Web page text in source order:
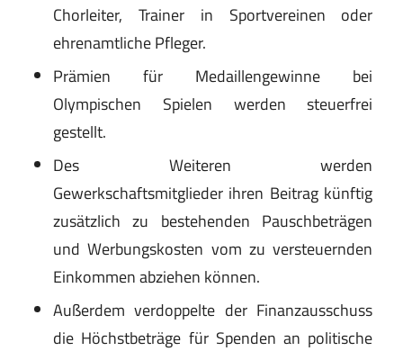
Chorleiter, Trainer in Sportvereinen oder
ehrenamtliche Pfleger.
Prämien für Medaillengewinne bei
Olympischen Spielen werden steuerfrei
gestellt.
Des Weiteren werden
Gewerkschaftsmitglieder ihren Beitrag künftig
zusätzlich zu bestehenden Pauschbeträgen
und Werbungskosten vom zu versteuernden
Einkommen abziehen können.
Außerdem verdoppelte der Finanzausschuss
die Höchstbeträge für Spenden an politische